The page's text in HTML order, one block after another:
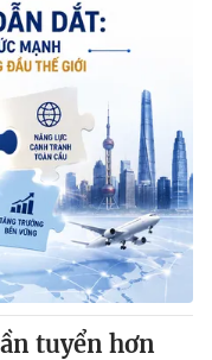
tuyển hơn